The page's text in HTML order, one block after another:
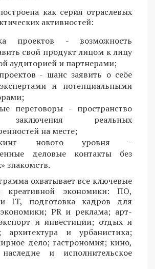
как серия отраслевых
активностей:
проектов - возможность
свой продукт лицом к лицу
аудиторией и партнерами;
- шанс заявить о себе
и потенциальными
переговоры - пространство
реальных
на месте;
нового уровня -
деловые контакты без
знакомств.
охватывает все ключевые
креативной экономики: ПО,
IT, подготовка кадров для
PR и реклама; арт-
и инвестиции; отдых и
архитектура и урбанистика;
дело; гастрономия; кино,
наследие и исполнительское